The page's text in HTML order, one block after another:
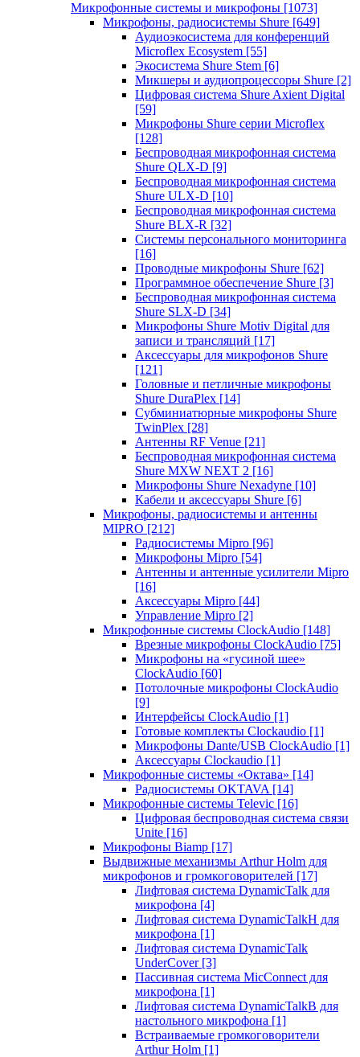
Микрофонные системы и микрофоны [1073]
Микрофоны, радиосистемы Shure [649]
Аудиоэкосистема для конференций
Microflex Ecosystem [55]
Экосистема Shure Stem [6]
Микшеры и аудиопроцессоры Shure [2]
Цифровая система Shure Axient Digital
[59]
Микрофоны Shure серии Microflex
[128]
Беспроводная микрофонная система
Shure QLX-D [9]
Беспроводная микрофонная система
Shure ULX-D [10]
Беспроводная микрофонная система
Shure BLX-R [32]
Системы персонального мониторинга
[16]
Проводные микрофоны Shure [62]
Программное обеспечение Shure [3]
Беспроводная микрофонная система
Shure SLX-D [34]
Микрофоны Shure Motiv Digital для
записи и трансляций [17]
Аксессуары для микрофонов Shure
[121]
Головные и петличные микрофоны
Shure DuraPlex [14]
Субминиатюрные микрофоны Shure
TwinPlex [28]
Антенны RF Venue [21]
Беспроводная микрофонная система
Shure MXW NEXT 2 [16]
Микрофоны Shure Nexadyne [10]
Кабели и аксессуары Shure [6]
Микрофоны, радиосистемы и антенны
MIPRO [212]
Радиосистемы Mipro [96]
Микрофоны Mipro [54]
Антенны и антенные усилители Mipro
[16]
Аксессуары Mipro [44]
Управление Mipro [2]
Микрофонные системы ClockAudio [148]
Врезные микрофоны ClockAudio [75]
Микрофоны на «гусиной шее»
ClockAudio [60]
Потолочные микрофоны ClockAudio
[9]
Интерфейсы ClockAudio [1]
Готовые комплекты Clockaudio [1]
Микрофоны Dante/USB ClockAudio [1]
Аксессуары Clockaudio [1]
Микрофонные системы «Октава» [14]
Радиосистемы OKTAVA [14]
Микрофонные системы Televic [16]
Цифровая беспроводная система связи
Unite [16]
Микрофоны Biamp [17]
Выдвижные механизмы Arthur Holm для
микрофонов и громкоговорителей [17]
Лифтовая система DynamicTalk для
микрофона [4]
Лифтовая система DynamicTalkH для
микрофона [1]
Лифтовая система DynamicTalk
UnderCover [3]
Пассивная система MicConnect для
микрофона [1]
Лифтовая система DynamicTalkB для
настольного микрофона [1]
Встраиваемые громкоговорители
Arthur Holm [1]